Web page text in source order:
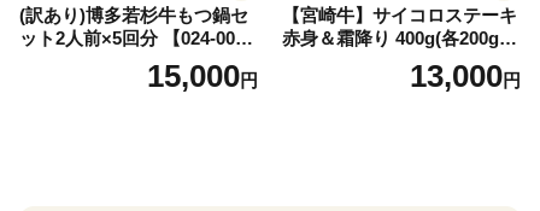
(訳あり)博多若杉牛もつ鍋セ
ット2人前×5回分 【024-002
15,000円
【宮崎牛】サイコロステーキ
赤身＆霜降り 400g(各200g×
１P 計2P) 真空パック 冷凍
13,000円